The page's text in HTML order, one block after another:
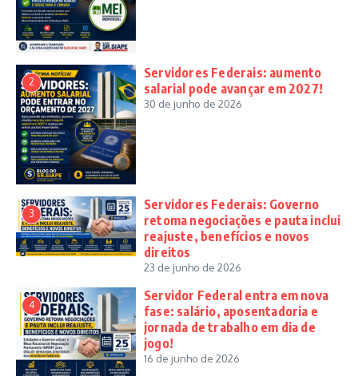
2
Servidores Federais: aumento
salarial pode avançar em 2027!
30 de junho de 2026
3
Servidores Federais: Governo
retoma negociações e pauta inclui
reajuste, benefícios e novos
direitos
23 de junho de 2026
4
Servidor Federal entra em nova
fase: salário, aposentadoria e
jornada de trabalho em dia de
jogo!
16 de junho de 2026